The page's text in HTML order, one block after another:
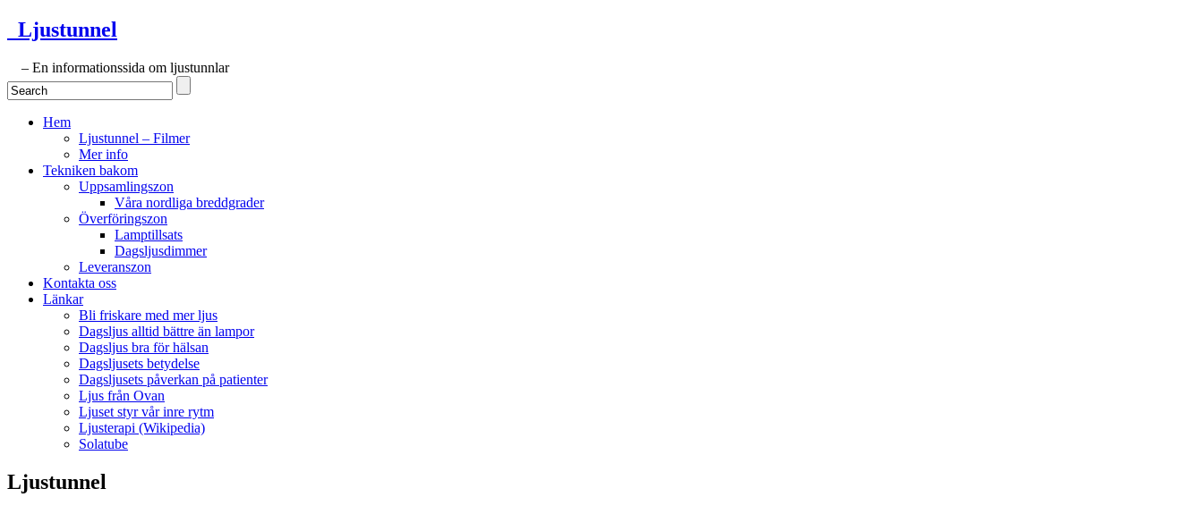
Ljustunnel
– En informationssida om ljustunnlar
Hem
Ljustunnel – Filmer
Mer info
Tekniken bakom
Uppsamlingszon
Våra nordliga breddgrader
Överföringszon
Lamptillsats
Dagsljusdimmer
Leveranszon
Kontakta oss
Länkar
Bli friskare med mer ljus
Dagsljus alltid bättre än lampor
Dagsljus bra för hälsan
Dagsljusets betydelse
Dagsljusets påverkan på patienter
Ljus från Ovan
Ljuset styr vår inre rytm
Ljusterapi (Wikipedia)
Solatube
Ljustunnel